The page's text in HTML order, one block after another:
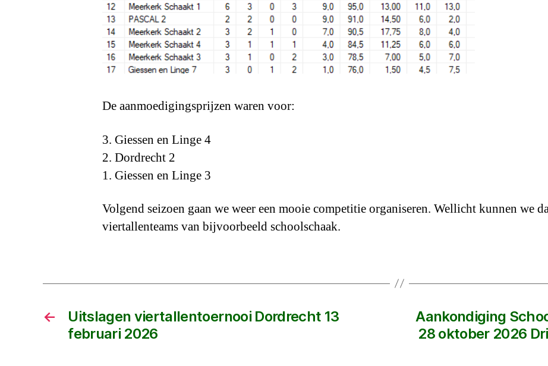
De aanmoedigingsprijzen waren voor:
3. Giessen en Linge 4
2. Dordrecht 2
1. Giessen en Linge 3
Volgend seizoen gaan we weer een mooie competitie organiseren. Wellicht kunnen we
viertallenteams van bijvoorbeeld schoolschaak.
←
Uitslagen viertallentoernooi Dordrecht 13
februari 2026
Aankondiging
28 oktober 2026